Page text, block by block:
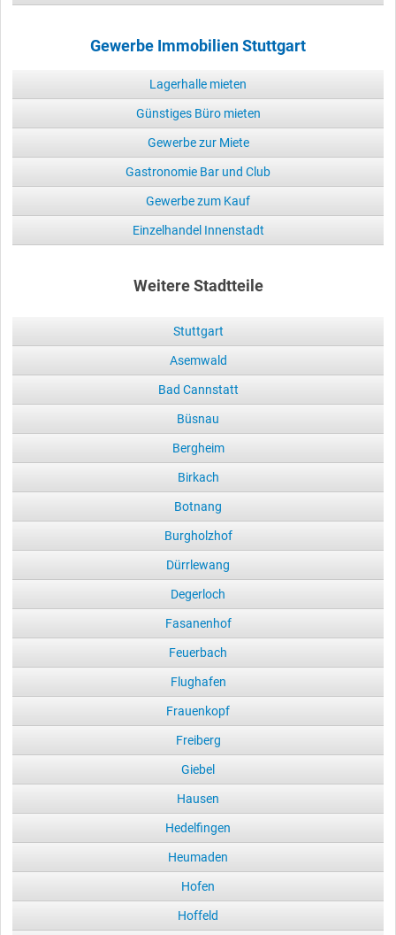
Gewerbe Immobilien Stuttgart
Lagerhalle mieten
Günstiges Büro mieten
Gewerbe zur Miete
Gastronomie Bar und Club
Gewerbe zum Kauf
Einzelhandel Innenstadt
Weitere Stadtteile
Stuttgart
Asemwald
Bad Cannstatt
Büsnau
Bergheim
Birkach
Botnang
Burgholzhof
Dürrlewang
Degerloch
Fasanenhof
Feuerbach
Flughafen
Frauenkopf
Freiberg
Giebel
Hausen
Hedelfingen
Heumaden
Hofen
Hoffeld